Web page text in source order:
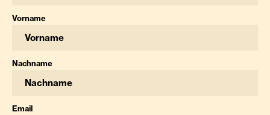
Vorname
Nachname
Email